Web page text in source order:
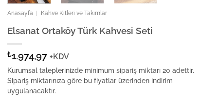
Anasayfa Kahve Kitleri ve Takımlar
Elsanat Ortaköy Türk Kahvesi Seti
₺1.974,97 +KDV
Kurumsal taleplerinizde minimum sipariş miktarı 20 adettir.
Sipariş miktarınıza göre bu fiyatlar üzerinden indirim
uygulanacaktır.